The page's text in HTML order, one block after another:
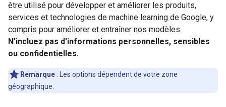
être utilisé pour développer et améliorer les produits,
services et technologies de machine learning de Google, y
compris pour améliorer et entraîner nos modèles.
N'incluez pas d'informations personnelles, sensibles
ou confidentielles.
Remarque : Les options dépendent de votre zone
géographique.